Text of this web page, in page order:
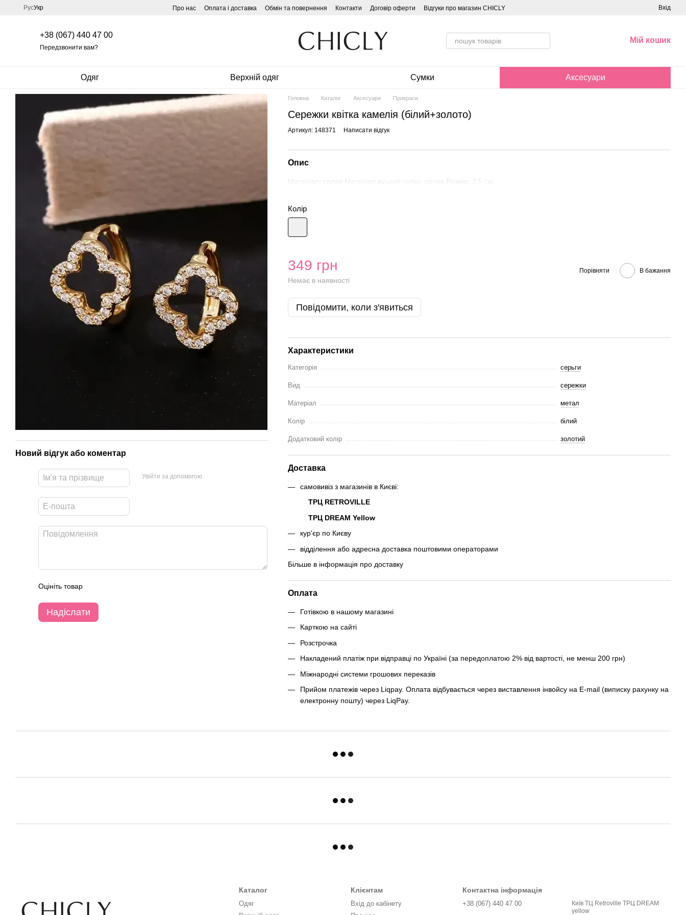
Перейти до основного контенту
РусУкр Про нас Оплата і доставка Обмін та повернення Контакти Договір оферти Відгуки про магазин CHICLY Вхід
+38 (067) 440 47 00
Передзвонити вам?
Мій кошик
Одяг Верхній одяг Сумки Аксесуари
Новий відгук або коментар
Увійти за допомогою
Оцініть товар
Надіслати
Головна Каталог Аксесуари Прикраси
Сережки квітка камелія (білий+золото)
Артикул: 148371 Написати відгук
Опис
Матеріал: сплав Матеріал вушної голки: сплав Розмір: 2,5 см.
Колір
349 грн
Немає в наявності
Порівняти В бажання
Повідомити, коли з'явиться
Характеристики
Категорія серьги
Вид сережки
Матеріал метал
Колір білий
Додатковий колір золотий
Доставка
самовивіз з магазинів в Києві:
ТРЦ RETROVILLE
ТРЦ DREAM Yellow
кур'єр по Києву
відділення або адресна доставка поштовими операторами
Більше в інформація про доставку
Оплата
Готівкою в нашому магазині
Карткою на сайті
Розстрочка
Накладений платіж при відправці по Україні (за передоплатою 2% від вартості, не менш 200 грн)
Міжнародні системи грошових переказів
Прийом платежів через Liqpay. Оплата відбувається через виставлення інвойсу на E-mail (виписку рахунку на
електронну пошту) через LiqPay.
Каталог
Одяг
Клієнтам
Вхід до кабінету
Контактна інформація
+38 (067) 440 47 00
Київ ТЦ Retroville ТРЦ DREAM
yellow